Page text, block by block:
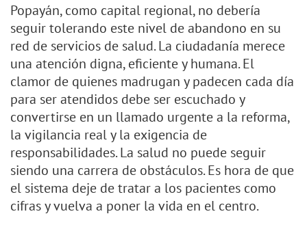
Popayán, como capital regional, no debería
seguir tolerando este nivel de abandono en su
red de servicios de salud. La ciudadanía merece
una atención digna, eficiente y humana. El
clamor de quienes madrugan y padecen cada día
para ser atendidos debe ser escuchado y
convertirse en un llamado urgente a la reforma,
la vigilancia real y la exigencia de
responsabilidades. La salud no puede seguir
siendo una carrera de obstáculos. Es hora de que
el sistema deje de tratar a los pacientes como
cifras y vuelva a poner la vida en el centro.